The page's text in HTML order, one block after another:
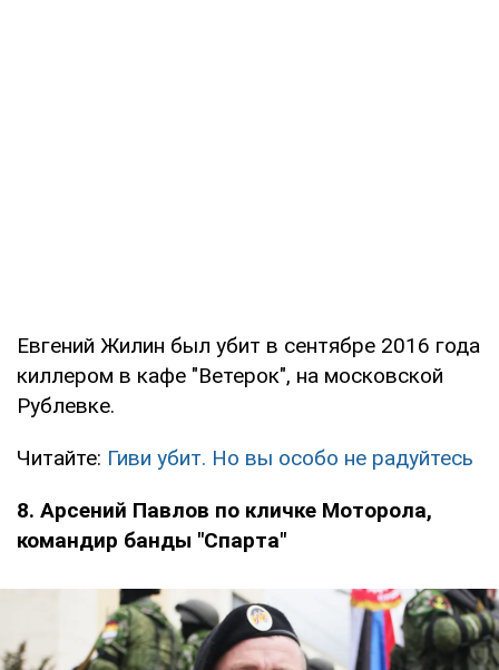
Евгений Жилин был убит в сентябре 2016 года
киллером в кафе "Ветерок", на московской
Рублевке.
Читайте: Гиви убит. Но вы особо не радуйтесь
8. Арсений Павлов по кличке Моторола,
командир банды "Спарта"